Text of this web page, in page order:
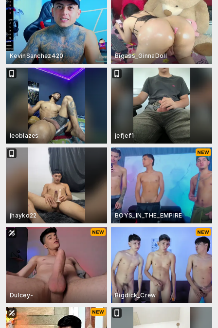
KevinSanchez420 Bigass_GinnaDoll
leoblazes jefjef1
jhayko22 BOYS_IN_THE_EMPIRE
Dulcey- Bigdick_Crew